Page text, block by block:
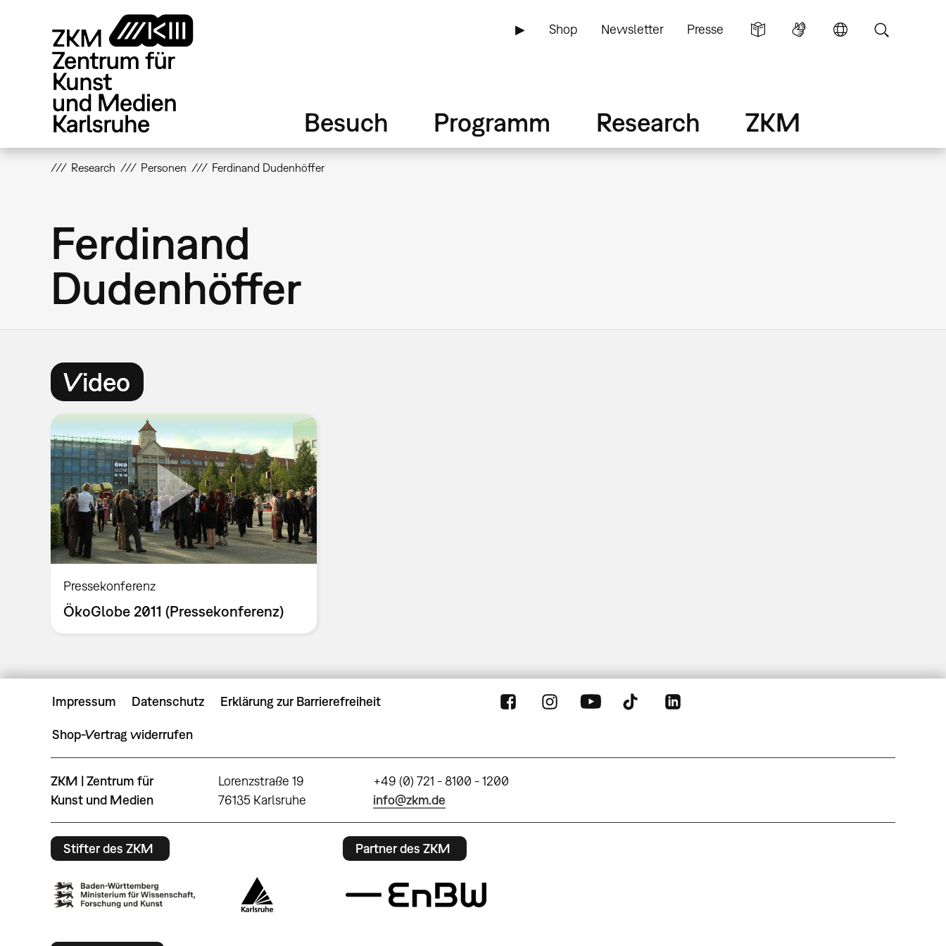
▶ Shop Newsletter Presse
Besuch Programm Research ZKM
Research Personen Ferdinand Dudenhöffer
Ferdinand
Dudenhöffer
Video
Pressekonferenz
ÖkoGlobe 2011 (Pressekonferenz)
Impressum Datenschutz Erklärung zur Barrierefreiheit
Shop-Vertrag widerrufen
ZKM | Zentrum für
Kunst und Medien
Lorenzstraße 19
76135 Karlsruhe
+49 (0) 721 - 8100 - 1200
info@zkm.de
Stifter des ZKM Partner des ZKM